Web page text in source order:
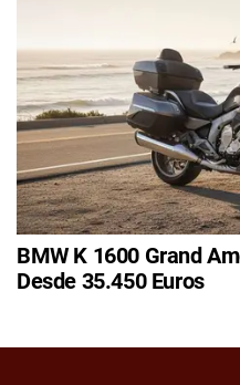
BMW K 1600 Grand
Desde 35.450 Euros